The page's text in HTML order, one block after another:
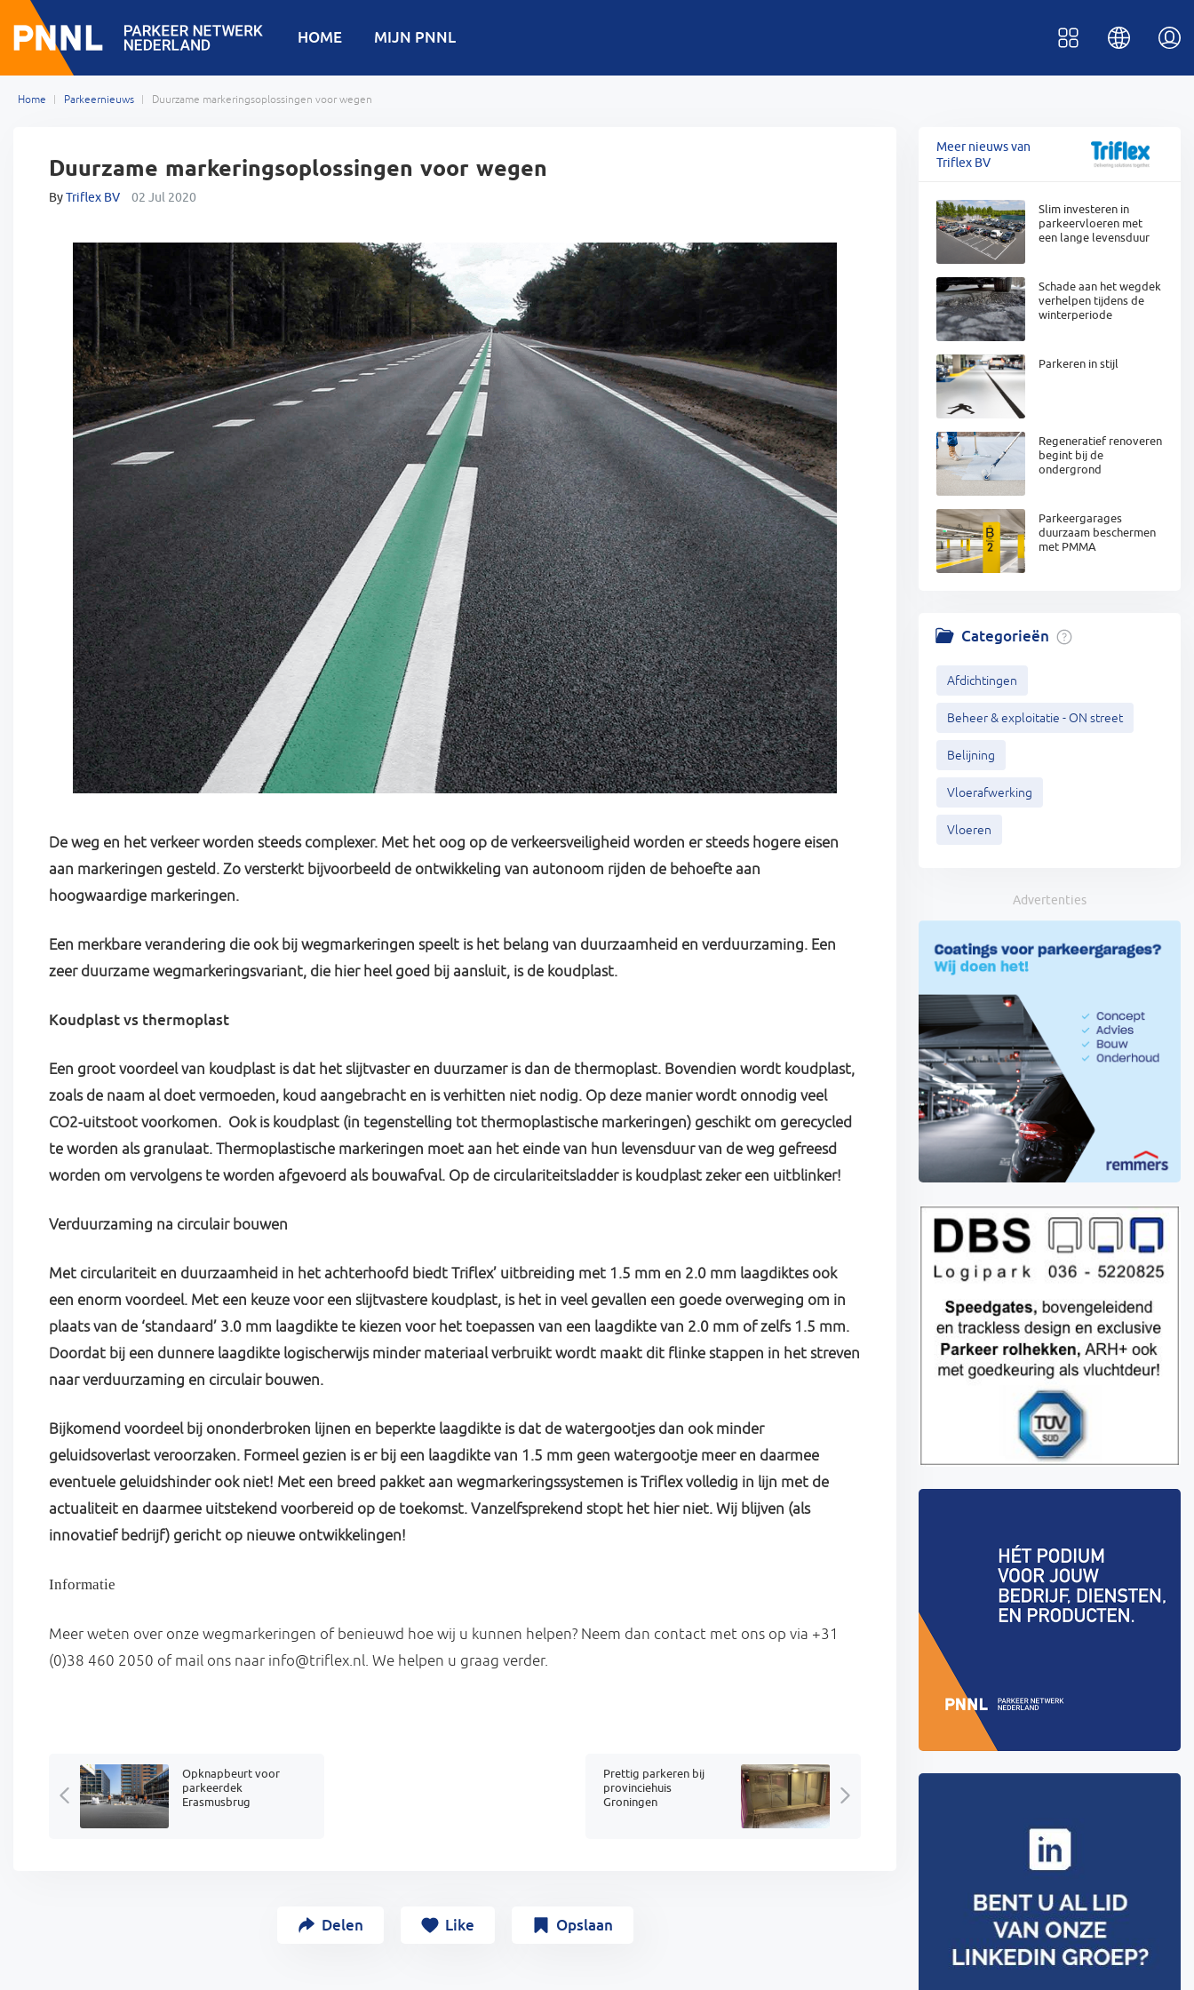
HOME MIJN PNNL
Home Parkeernieuws Duurzame markeringsoplossingen voor wegen
Duurzame markeringsoplossingen voor wegen
ByTriflex BV 02 Jul 2020
De weg en het verkeer worden steeds complexer. Met het oog op de verkeersveiligheid worden er steeds hogere eisen
aan markeringen gesteld. Zo versterkt bijvoorbeeld de ontwikkeling van autonoom rijden de behoefte aan
hoogwaardige markeringen.
Een merkbare verandering die ook bij wegmarkeringen speelt is het belang van duurzaamheid en verduurzaming. Een
zeer duurzame wegmarkeringsvariant, die hier heel goed bij aansluit, is de koudplast.
Koudplast vs thermoplast
Een groot voordeel van koudplast is dat het slijtvaster en duurzamer is dan de thermoplast. Bovendien wordt koudplast,
zoals de naam al doet vermoeden, koud aangebracht en is verhitten niet nodig. Op deze manier wordt onnodig veel
CO2-uitstoot voorkomen. Ook is koudplast (in tegenstelling tot thermoplastische markeringen) geschikt om gerecycled
te worden als granulaat. Thermoplastische markeringen moet aan het einde van hun levensduur van de weg gefreesd
worden om vervolgens te worden afgevoerd als bouwafval. Op de circulariteitsladder is koudplast zeker een uitblinker!
Verduurzaming na circulair bouwen
Met circulariteit en duurzaamheid in het achterhoofd biedt Triflex’ uitbreiding met 1.5 mm en 2.0 mm laagdiktes ook
een enorm voordeel. Met een keuze voor een slijtvastere koudplast, is het in veel gevallen een goede overweging om in
plaats van de ‘standaard’ 3.0 mm laagdikte te kiezen voor het toepassen van een laagdikte van 2.0 mm of zelfs 1.5 mm.
Doordat bij een dunnere laagdikte logischerwijs minder materiaal verbruikt wordt maakt dit flinke stappen in het streven
naar verduurzaming en circulair bouwen.
Bijkomend voordeel bij ononderbroken lijnen en beperkte laagdikte is dat de watergootjes dan ook minder
geluidsoverlast veroorzaken. Formeel gezien is er bij een laagdikte van 1.5 mm geen watergootje meer en daarmee
eventuele geluidshinder ook niet! Met een breed pakket aan wegmarkeringssystemen is Triflex volledig in lijn met de
actualiteit en daarmee uitstekend voorbereid op de toekomst. Vanzelfsprekend stopt het hier niet. Wij blijven (als
innovatief bedrijf) gericht op nieuwe ontwikkelingen!
Informatie
Meer weten over onze wegmarkeringen of benieuwd hoe wij u kunnen helpen? Neem dan contact met ons op via +31
(0)38 460 2050 of mail ons naar info@triflex.nl. We helpen u graag verder.
Opknapbeurt voor
parkeerdek
Erasmusbrug
Prettig parkeren bij
provinciehuis
Groningen
Delen Like Opslaan
Meer nieuws van
Triflex BV
Slim investeren in
parkeervloeren met
een lange levensduur
Schade aan het wegdek
verhelpen tijdens de
winterperiode
Parkeren in stijl
Regeneratief renoveren
begint bij de
ondergrond
Parkeergarages
duurzaam beschermen
met PMMA
Categorieën
Afdichtingen
Beheer & exploitatie - ON street
Belijning
Vloerafwerking
Vloeren
Advertenties